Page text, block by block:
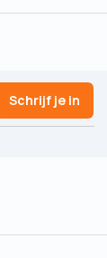
Schrijf je in
| Cibit